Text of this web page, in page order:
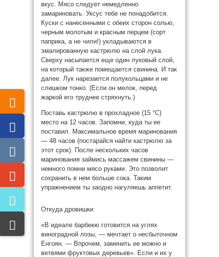
вкус. Мясо следует немедленно
замариновать. Уксус тебе не понадобится.
Куски с нанесенными с обеих сторон солью,
черным молотым и красным перцем (сорт
паприка, а не чили!) укладываются в
эмалированную кастрюлю на слой лука.
Сверху насыпается еще один луковый слой,
на который также помещается свинина. И так
далее. Лук нарезается полукольцами и не
слишком тонко. (Если он мелок, перед
жаркой его труднее стряхнуть.)
Поставь кастрюлю в прохладное (15 °С)
место на 12 часов. Запомни, куда ты ее
поставил. Максимальное время маринования
— 48 часов (постарайся найти кастрюлю за
этот срок). После нескольких часов
маринования займись массажем свинины —
немного помни мясо руками. Это позволит
сохранить в нем больше сока. Таким
упражнением ты заодно нагуляешь аппетит.
Откуда дровишки
«В идеале барбекю готовится на углях
виноградной лозы, — мечтает о несбыточном
Енгоян. — Впрочем, заменить ее можно и
ветвями фруктовых деревьев». Если и их у